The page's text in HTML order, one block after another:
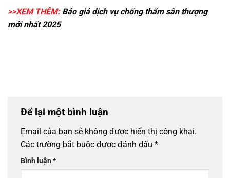
>>XEM THÊM: Báo giá dịch vụ chống thấm sân thượng
mới nhất 2025
Để lại một bình luận
Email của bạn sẽ không được hiển thị công khai.
Các trường bắt buộc được đánh dấu *
Bình luận*